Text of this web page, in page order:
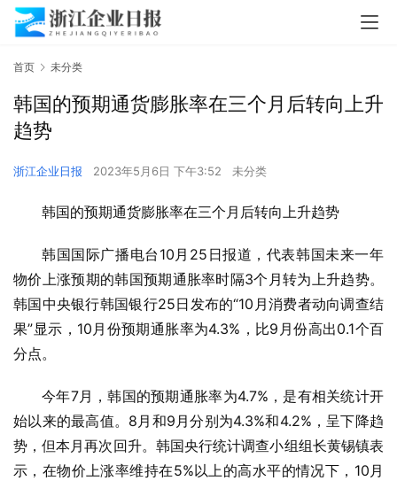
首页 未分类
韩国的预期通货膨胀率在三个月后转向上升
趋势
浙江企业日报 2023年5月6日 下午3:52 未分类
韩国的预期通货膨胀率在三个月后转向上升趋势
韩国国际广播电台10月25日报道，代表韩国未来一年
物价上涨预期的韩国预期通胀率时隔3个月转为上升趋势。
韩国中央银行韩国银行25日发布的“10月消费者动向调查结
果”显示，10月份预期通胀率为4.3%，比9月份高出0.1个百
分点。
今年7月，韩国的预期通胀率为4.7%，是有相关统计开
始以来的最高值。8月和9月分别为4.3%和4.2%，呈下降趋
势，但本月再次回升。韩国央行统计调查小组组长黄锡镇表
示，在物价上涨率维持在5%以上的高水平的情况下，10月